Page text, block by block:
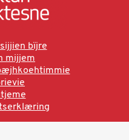
bïjre
mijjem